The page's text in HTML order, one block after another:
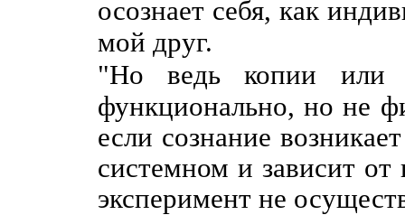
осознает себя, как
мой друг.
"Но ведь копии или
функционально, но не
если сознание
системном и зависит от
эксперимент не